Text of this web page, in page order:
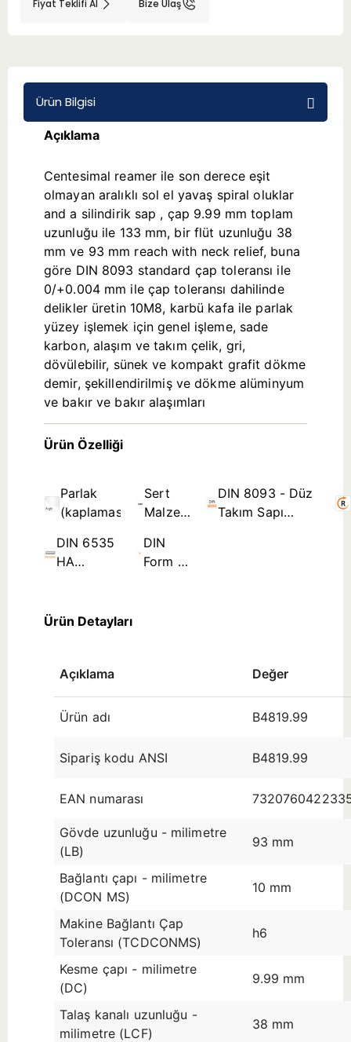
Adaptörler
Aksesuarlar
Fiyat Teklifi Al Bize Ulaş
Ürün Bilgisi
Açıklama
Centesimal reamer ile son derece eşit
olmayan aralıklı sol el yavaş spiral oluklar
and a silindirik sap , çap 9.99 mm toplam
uzunluğu ile 133 mm, bir flüt uzunluğu 38
mm ve 93 mm reach with neck relief, buna
göre DIN 8093 standard çap toleransı ile
0/+0.004 mm ile çap toleransı dahilinde
delikler üretin 10M8, karbü kafa ile parlak
yüzey işlemek için genel işleme, sade
karbon, alaşım ve takım çelik, gri,
dövülebilir, sünek ve kompakt grafit dökme
demir, şekillendirilmiş ve dökme alüminyum
ve bakır ve bakır alaşımları
Ürün Özelliği
Parlak
(kaplamasız)
Sert
Malzeme
Karbür)
DIN 8093 - Düz
Takım Sapı
DIN 6535
HA
DIN
Form B
Ürün Detayları
Açıklama Değer
Ürün adı B4819.99
Sipariş kodu ANSI B4819.99
EAN numarası
Gövde uzunluğu - milimetre
(LB)
93 mm
Bağlantı çapı - milimetre
(DCON MS)
10 mm
Makine Bağlantı Çap
Toleransı (TCDCONMS)
h6
Kesme çapı - milimetre
(DC)
9.99 mm
Talaş kanalı uzunluğu -
milimetre (LCF)
38 mm